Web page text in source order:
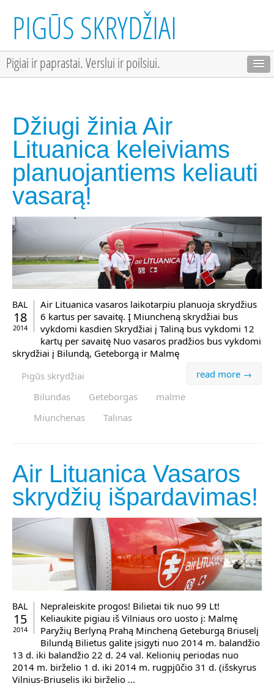
PIGŪS SKRYDŽIAI
Pigiai ir paprastai. Verslui ir poilsiui.
Džiugi žinia Air
Lituanica keleiviams
planuojantiems keliauti
vasarą!
BAL
18
2014
Air Lituanica vasaros laikotarpiu planuoja skrydžius
6 kartus per savaitę. Į Miuncheną skrydžiai bus
vykdomi kasdien Skrydžiai į Taliną bus vykdomi 12
kartų per savaitę Nuo vasaros pradžios bus vykdomi
skrydžiai į Bilundą, Geteborgą ir Malmę
read more →
Pigūs skrydžiai
Bilundas
Geteborgas
malme
Miunchenas
Talinas
Air Lituanica Vasaros
skrydžių išpardavimas!
BAL
15
2014
Nepraleiskite progos! Bilietai tik nuo 99 Lt!
Keliaukite pigiau iš Vilniaus oro uosto į: Malmę
Paryžių Berlyną Prahą Mincheną Geteburgą Briuselį
Bilundą Bilietus galite įsigyti nuo 2014 m. balandžio
13 d. iki balandžio 22 d. 24 val. Kelionių periodas nuo
2014 m. birželio 1 d. iki 2014 m. rugpjūčio 31 d. (išskyrus
Vilnius-Briuselis iki birželio ...